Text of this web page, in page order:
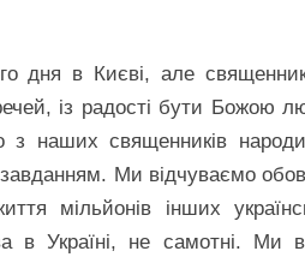
дня в Києві, але
із радості бути Божою
з наших священників
Ми відчуваємо
мільйонів інших
Україні, не самотні. Ми